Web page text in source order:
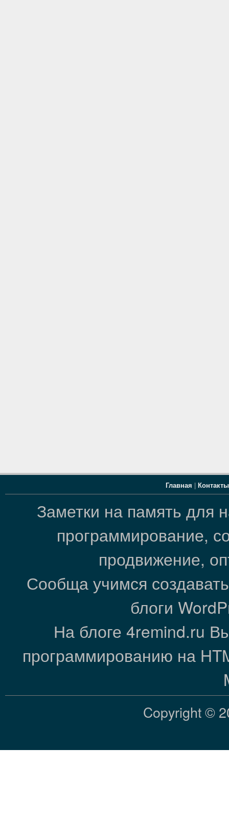
Главная | Контакты
Заметки на память для
программирование,
продвижение,
Сообща учимся
блоги
На блоге 4remind.ru
программированию на
Copyright ©